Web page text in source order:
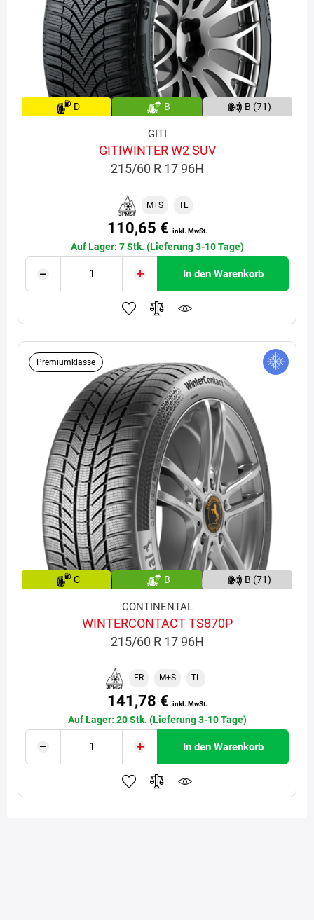
D B B (71)
GITI
GITIWINTER W2 SUV
215/60 R 17 96H
M+S TL
110,65 € inkl. MwSt.
Auf Lager: 7 Stk. (Lieferung 3-10 Tage)
In den Warenkorb
Premiumklasse
C B B (71)
CONTINENTAL
WINTERCONTACT TS870P
215/60 R 17 96H
FR M+S TL
141,78 € inkl. MwSt.
Auf Lager: 20 Stk. (Lieferung 3-10 Tage)
In den Warenkorb